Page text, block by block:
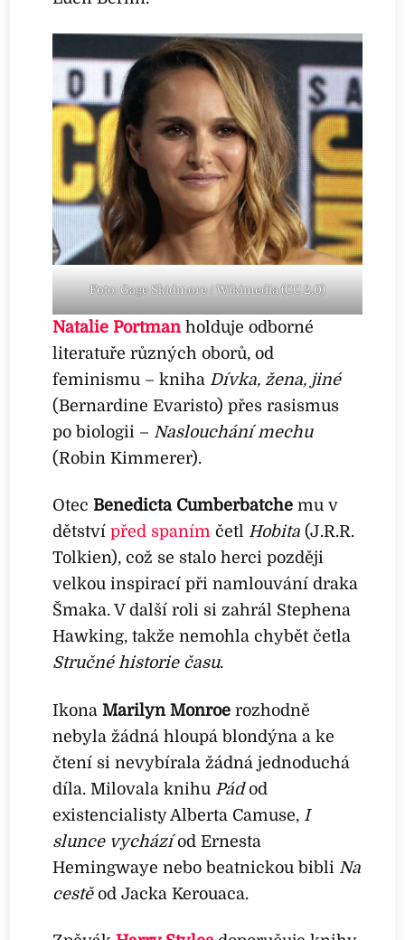
Foto: Gage Skidmore / Wikimedia (CC 2.0)
Natalie Portmanholduje odborné
literatuře různých oborů, od
feminismu – kniha Dívka, žena, jiné
(Bernardine Evaristo) přes rasismus
po biologii – Naslouchání mechu
(Robin Kimmerer).
OtecBenedicta Cumberbatche mu v
dětstvípřed spaním četl Hobita (J.R.R.
Tolkien), což se stalo herci později
velkou inspirací při namlouvání draka
Šmaka. V další roli si zahrál Stephena
Hawking, takže nemohla chybět četla
Stručné historie času.
IkonaMarilyn Monroerozhodně
nebyla žádná hloupá blondýna a ke
čtení si nevybírala žádná jednoduchá
díla. Milovala knihu Pádod
existencialisty Alberta Camuse, I
slunce vycházíod Ernesta
Hemingwaye nebo beatnickou bibli Na
cestěod Jacka Kerouaca.